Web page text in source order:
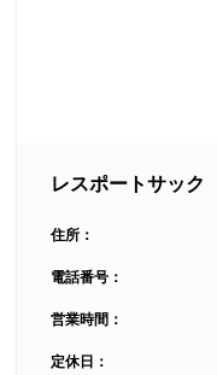
レスポートサック
住所：
電話番号：
営業時間：
定休日：